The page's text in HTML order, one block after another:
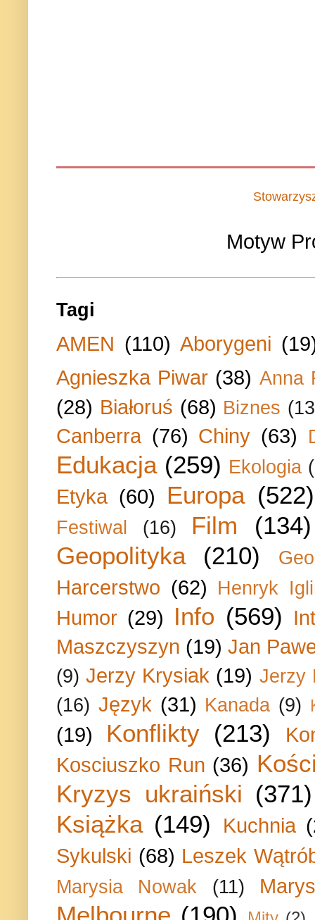
Motyw
Tagi
AMEN (110) Aborygeni
Agnieszka Piwar (38) Anna
(28) Białoruś (68) Biznes
Canberra (76) Chiny (63)
Edukacja (259) Ekologia
Etyka (60) Europa (522)
Festiwal (16) Film
(134)
Geopolityka
(210)
Harcerstwo (62) Henryk
Humor (29) Info (569)
Maszczyszyn (19) Jan
(9) Jerzy Krysiak (19) Jerzy
(16) Język (31) Kanada (9)
(19) Konflikty (213)
Kosciuszko Run (36)
Kryzys ukraiński (371)
Książka (149) Kuchnia
Sykulski (68) Leszek
Marysia Nowak (11)